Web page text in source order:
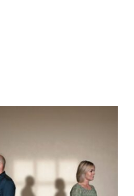
mehrere
Varianten